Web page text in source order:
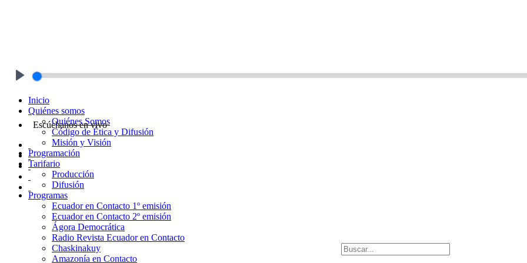
Escúchanos en vivo
Inicio
Quiénes somos
Quiénes Somos
Código de Ética y Difusión
Misión y Visión
Programación
Tarifario
Producción
Difusión
Programas
Ecuador en Contacto 1º emisión
Ecuador en Contacto 2º emisión
Ágora Democrática
Radio Revista Ecuador en Contacto
Chaskinakuy
Amazonía en Contacto